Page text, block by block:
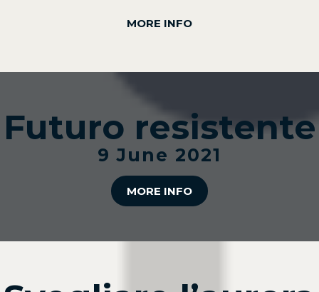
MORE INFO
Futuro resistente
9 June 2021
MORE INFO